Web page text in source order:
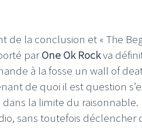
de la conclusion et « The
parOne Ok Rockva
à la fosse un wall of
de quoi il est question
la limite du
sans toutefois déclencher